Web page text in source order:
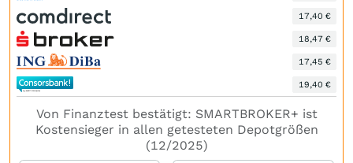
17,40 €
18,47 €
17,45 €
19,40 €
Von Finanztest bestätigt: SMARTBROKER+ ist
Kostensieger in allen getesteten Depotgrößen
(12/2025)